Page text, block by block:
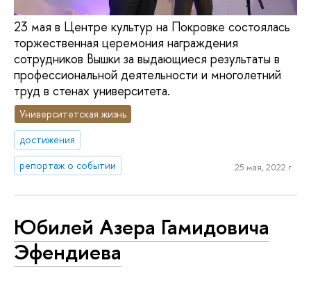
23 мая в Центре культур на Покровке состоялась
торжественная церемония награждения
сотрудников Вышки за выдающиеся результаты в
профессиональной деятельности и многолетний
труд в стенах университета.
Университетская жизнь
достижения
репортаж о событии
25 мая, 2022 г.
Юбилей Азера Гамидовича
Эфендиева